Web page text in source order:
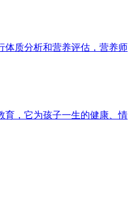
体质分析和营养评估，营养师
育，它为孩子一生的健康、情